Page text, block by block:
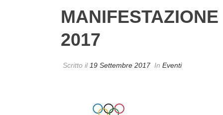
2017
Scritto il 19 Settembre 2017 In Eventi